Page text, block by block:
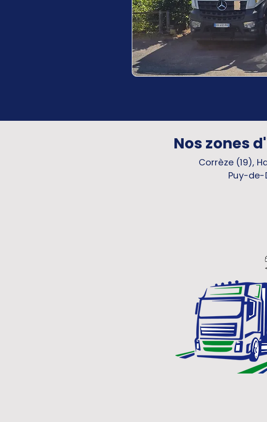
Nos zones
Corrèze (19),
Puy-de-